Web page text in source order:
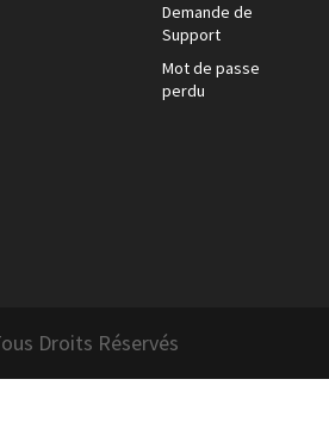
Demande de
Support
Mot de passe
perdu
Droits Réservés